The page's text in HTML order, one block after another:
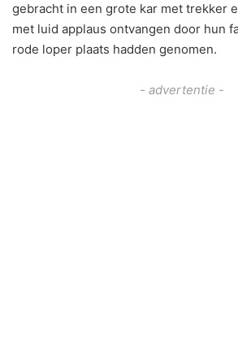
gebracht in een grote kar met trekker
met luid applaus ontvangen door hun
rode loper plaats hadden genomen.
- advertentie -